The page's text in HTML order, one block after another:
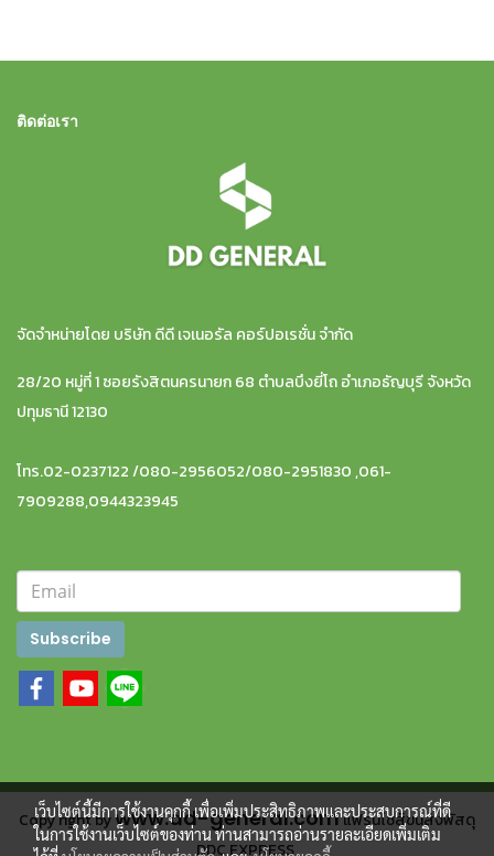
ติดต่อเรา
จัดจำหน่ายโดย บริษัท ดีดี เจเนอรัล คอร์ปอเรชั่น จำกัด
28/20 หมู่ที่ 1 ซอยรังสิตนครนายก 68 ตำบลบึงยี่โถ อำเภอธัญบุรี จังหวัด
ปทุมธานี 12130
โทร.02-0237122 /080-2956052/080-2951830 ,061-
7909288,0944323945
Subscribe
Copy right bywww.dd-general.comแฟรนไชส์ขนส่งพัสดุ
DDC EXPRESS
เว็บไซต์นี้มีการใช้งานคุกกี้ เพื่อเพิ่มประสิทธิภาพและประสบการณ์ที่ดี
ในการใช้งานเว็บไซต์ของท่าน ท่านสามารถอ่านรายละเอียดเพิ่มเติม